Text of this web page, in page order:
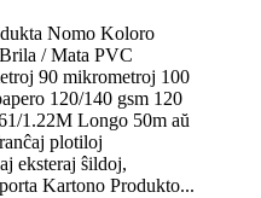
Nomo Koloro
/ Mata PVC
90 mikrometroj 100
120/140 gsm 120
1.22M Longo 50m aŭ
plotiloj
eksteraj ŝildoj,
Kartono Produkto...